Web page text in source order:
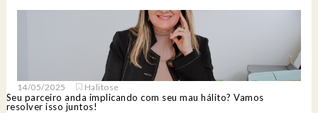
14/05/2025 Halitose
Seu parceiro anda implicando com seu mau hálito? Vamos
resolver isso juntos!